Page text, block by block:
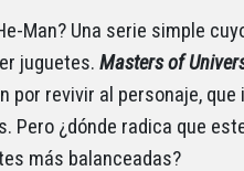
Man? Una serie simple
juguetes. Masters of
por revivir al personaje,
Pero ¿dónde radica que
más balanceadas?